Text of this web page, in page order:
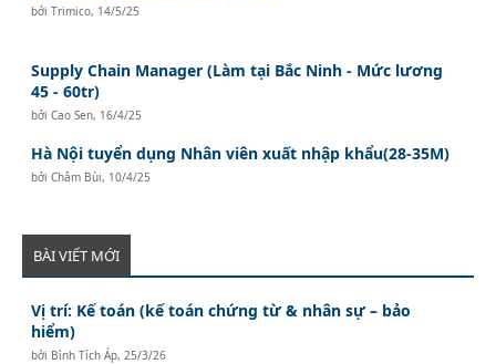
bởiTrimico, 14/5/25
Supply Chain Manager (Làm tại Bắc Ninh - Mức lương
45 - 60tr)
bởiCao Sen, 16/4/25
Hà Nội tuyển dụng Nhân viên xuất nhập khẩu(28-35M)
bởiChâm Bùi, 10/4/25
BÀI VIẾT MỚI
Vị trí: Kế toán (kế toán chứng từ & nhân sự – bảo
hiểm)
bởi Bình Tích Áp, 25/3/26